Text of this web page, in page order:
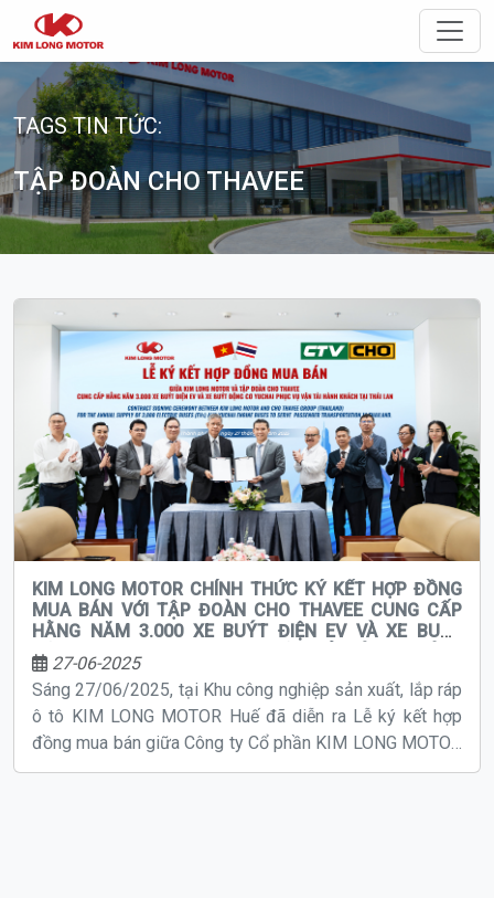
Điều
TAGS TIN TỨC:
TẬP ĐOÀN CHO THAVEE
KIM LONG MOTOR CHÍNH THỨC KÝ KẾT HỢP ĐỒNG
MUA BÁN VỚI TẬP ĐOÀN CHO THAVEE CUNG CẤP
HẰNG NĂM 3.000 XE BUÝT ĐIỆN EV VÀ XE BUÝT
ĐỘNG CƠ YUCHAI PHỤC VỤ VẬN TẢI HÀNH KHÁCH
TẠI THÁI LAN
27-06-2025
Sáng 27/06/2025, tại Khu công nghiệp sản xuất, lắp ráp
ô tô KIM LONG MOTOR Huế đã diễn ra Lễ ký kết hợp
đồng mua bán giữa Công ty Cổ phần KIM LONG MOTOR
Huế và Tập đoàn CHO THAVEE (Thái Lan) nhằm cung